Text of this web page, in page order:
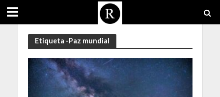
Etiqueta -Paz mundial